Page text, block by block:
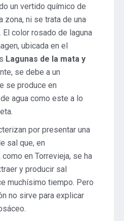
un vertido químico de
zona, ni se trata de una
El color rosado de laguna
ubicada en el
Lagunas de la mata y
se debe a un
se produce en
agua como este a lo
por presentar una
sal que, en
en Torrevieja, se ha
y producir sal
muchísimo tiempo. Pero
no sirve para explicar